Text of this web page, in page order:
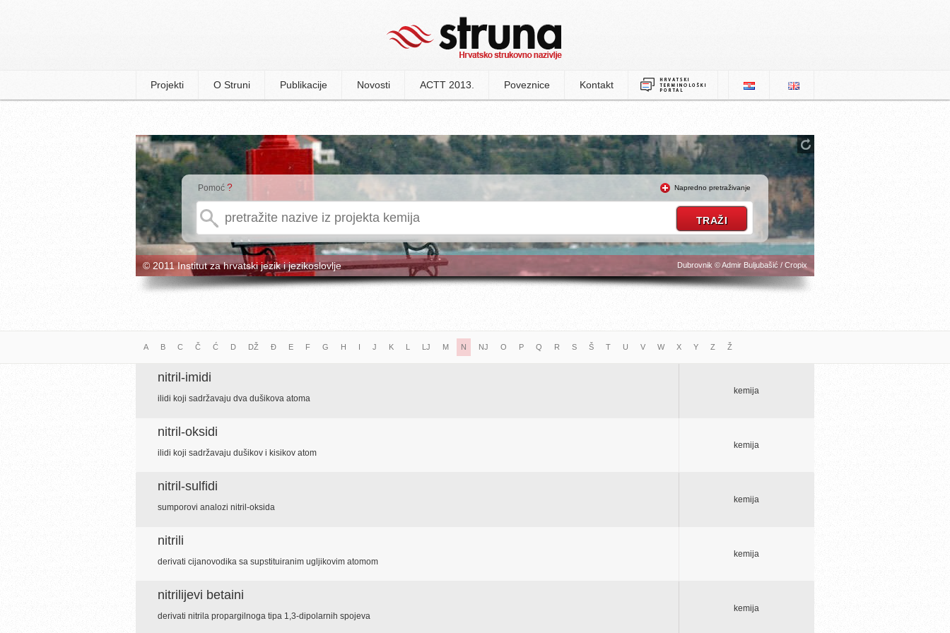
Projekti O Struni Publikacije Novosti ACTT 2013. Poveznice Kontakt
Pomoć ? Napredno pretraživanje
© 2011 Institut za hrvatski jezik i jezikoslovlje Dubrovnik © Admir Buljubašić / Cropix
A B C Č Ć D DŽ Đ E F G H I J K L LJ M N NJ O P Q R S Š T U V W X Y Z Ž
nitril-imidi
ilidi koji sadržavaju dva dušikova atoma
kemija
nitril-oksidi
ilidi koji sadržavaju dušikov i kisikov atom
kemija
nitril-sulfidi
sumporovi analozi nitril-oksida
kemija
nitrili
derivati cijanovodika sa supstituiranim ugljikovim atomom
kemija
nitrilijevi betaini
derivati nitrila propargilnoga tipa 1,3-dipolarnih spojeva
kemija